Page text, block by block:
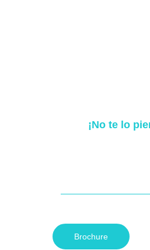
¡No te lo
Brochure